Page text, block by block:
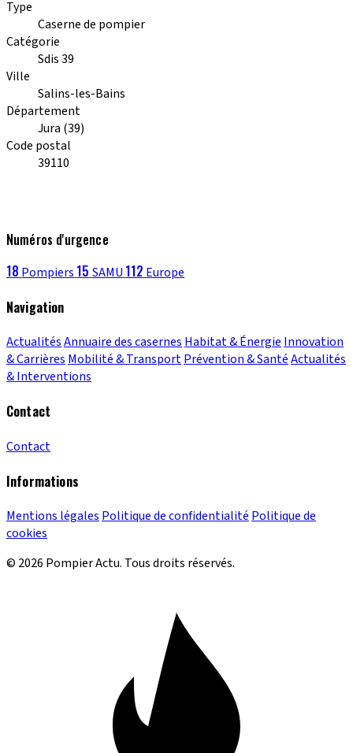
Type
Caserne de pompier
Catégorie
Sdis 39
Ville
Salins-les-Bains
Département
Jura (39)
Code postal
39110
Numéros d'urgence
18 Pompiers 15 SAMU 112 Europe
Navigation
ActualitésAnnuaire des casernes Habitat & Énergie Innovation
& Carrières Mobilité & TransportPrévention & SantéActualités
& Interventions
Contact
Contact
Informations
Mentions légales Politique de confidentialité Politique de
cookies
© 2026 Pompier Actu. Tous droits réservés.